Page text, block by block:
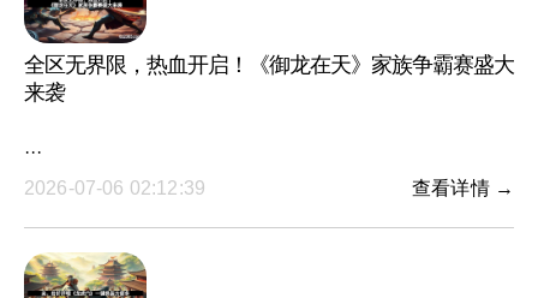
全区无界限，热血开启！《御龙在天》家族争霸赛盛大
来袭
···
2026-07-06 02:12:39
查看详情 →